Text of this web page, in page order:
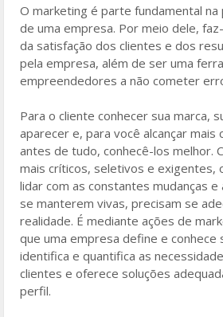
O marketing é parte fundamental na
de uma empresa. Por meio dele,
da satisfação dos clientes e dos
pela empresa, além de ser uma
empreendedores a não cometer
Para o cliente conhecer sua marca,
aparecer e, para você alcançar mais
antes de tudo, conhecê-los melhor.
mais críticos, seletivos e exigentes,
lidar com as constantes mudanças
se manterem vivas, precisam se
realidade. É mediante ações de
que uma empresa define e conhece
identifica e quantifica as
clientes e oferece soluções
perfil.